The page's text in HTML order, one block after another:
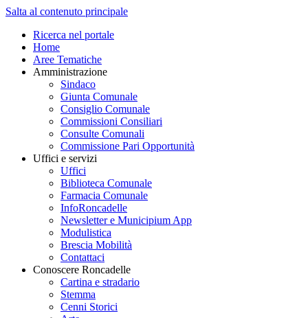
Salta al contenuto principale
Ricerca nel portale
Home
Aree Tematiche
Amministrazione
Sindaco
Giunta Comunale
Consiglio Comunale
Commissioni Consiliari
Consulte Comunali
Commissione Pari Opportunità
Uffici e servizi
Uffici
Biblioteca Comunale
Farmacia Comunale
InfoRoncadelle
Newsletter e Municipium App
Modulistica
Brescia Mobilità
Contattaci
Conoscere Roncadelle
Cartina e stradario
Stemma
Cenni Storici